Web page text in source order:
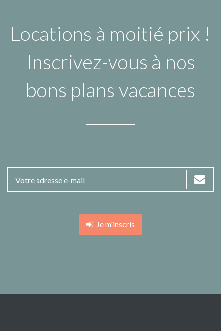
Locations à moitié prix !
Inscrivez-vous à nos
bons plans vacances
Je m'inscris